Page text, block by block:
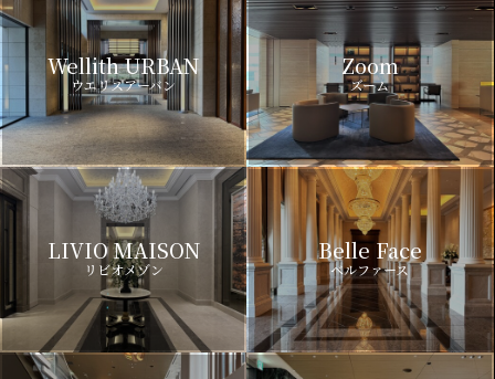
Wellith URBAN
ウエリスアーバン
Zoom
ズーム
LIVIO MAISON
リビオメゾン
Belle Face
ベルファース